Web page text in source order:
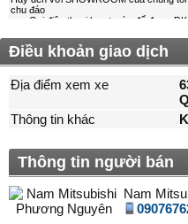
Điều khoản giao dịch
Địa điểm xem xe
Thông tin khác
Thông tin người bán
Nam